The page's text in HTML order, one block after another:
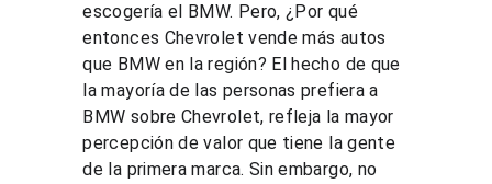
escogería el BMW. Pero, ¿Por qué
entonces Chevrolet vende más autos
que BMW en la región? El hecho de que
la mayoría de las personas prefiera a
BMW sobre Chevrolet, refleja la mayor
percepción de valor que tiene la gente
de la primera marca. Sin embargo, no